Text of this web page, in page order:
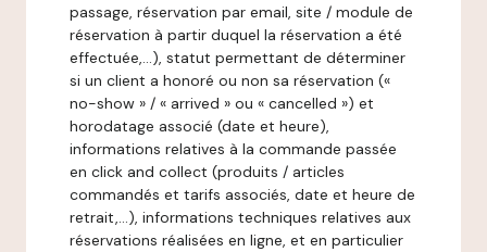
passage, réservation par email, site / module de
réservation à partir duquel la réservation a été
effectuée,…), statut permettant de déterminer
si un client a honoré ou non sa réservation («
no-show » / « arrived » ou « cancelled ») et
horodatage associé (date et heure),
informations relatives à la commande passée
en click and collect (produits / articles
commandés et tarifs associés, date et heure de
retrait,…), informations techniques relatives aux
réservations réalisées en ligne, et en particulier